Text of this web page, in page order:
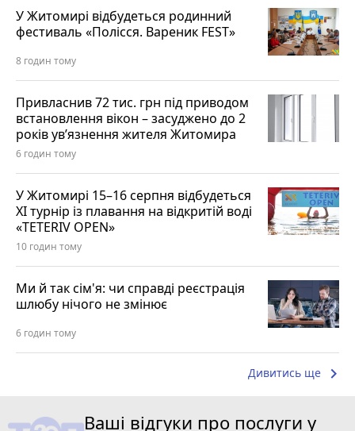
У Житомирі відбудеться родинний
фестиваль «Полісся. Вареник FEST»
8 годин тому
Привласнив 72 тис. грн під приводом
встановлення вікон – засуджено до 2
років ув’язнення жителя Житомира
6 годин тому
У Житомирі 15–16 серпня відбудеться
XI турнір із плавання на відкритій воді
«TETERIV OPEN»
10 годин тому
Ми й так сім'я: чи справді реєстрація
шлюбу нічого не змінює
6 годин тому
Дивитись ще keyboard_arrow_right
Ваші відгуки про послуги у